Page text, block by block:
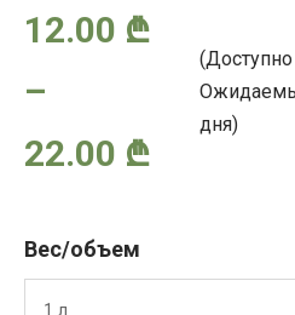
12.00 ₾
–
22.00 ₾
12.00 ₾
дня)
Вес/объем